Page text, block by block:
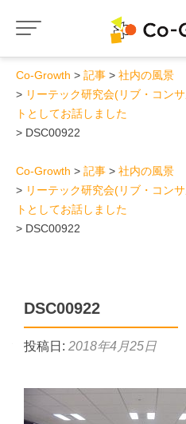
Co-Growth 記事
社内の風景
リーテック研究会(リブ・コン
トとしてお話しました
DSC00922
Co-Growth 記事
社内の風景
リーテック研究会(リブ・コン
トとしてお話しました
DSC00922
DSC00922
投稿日: 2018年4月25日